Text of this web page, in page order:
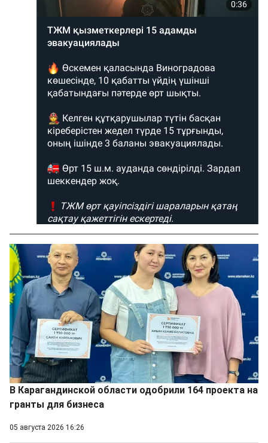
В Карагандинской области одобрили 164 проекта на
гранты для бизнеса
05 августа 2026 16:26